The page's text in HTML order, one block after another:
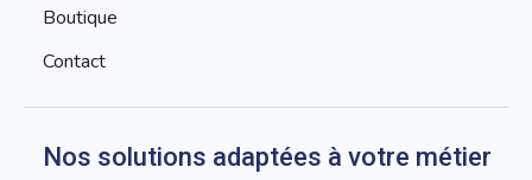
Boutique
Contact
Nos solutions adaptées à votre métier